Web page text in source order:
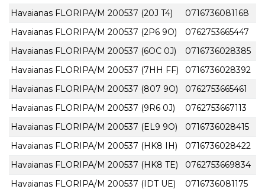
Havaianas FLORIPA/M 200537 (20J T4)
0716736081168
Havaianas FLORIPA/M 200537 (2P6 9O)
0762753665447
Havaianas FLORIPA/M 200537 (6OC 0J)
0716736028385
Havaianas FLORIPA/M 200537 (7HH FF)
0716736028392
Havaianas FLORIPA/M 200537 (807 9O)
0762753665461
Havaianas FLORIPA/M 200537 (9R6 0J)
0762753667113
Havaianas FLORIPA/M 200537 (EL9 9O)
0716736028415
Havaianas FLORIPA/M 200537 (HK8 IH)
0716736028422
Havaianas FLORIPA/M 200537 (HK8 TE)
0762753669834
Havaianas FLORIPA/M 200537 (IDT UE)
0716736081175